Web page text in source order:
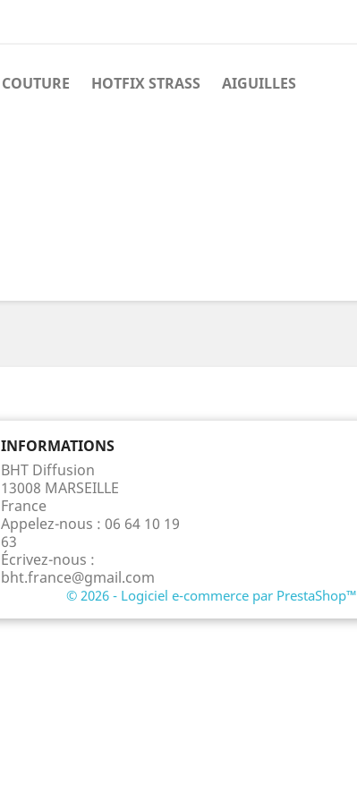
COUTURE HOTFIX STRASS AIGUILLES
INFORMATIONS
BHT Diffusion
13008 MARSEILLE
France
Appelez-nous : 06 64 10 19
63
Écrivez-nous :
bht.france@gmail.com
© 2026 - Logiciel e-commerce par PrestaShop™